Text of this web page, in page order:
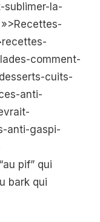
-sublimer-la-
comment-
cuits-
anti-
anti-gaspi-
pif” qui
bark qui